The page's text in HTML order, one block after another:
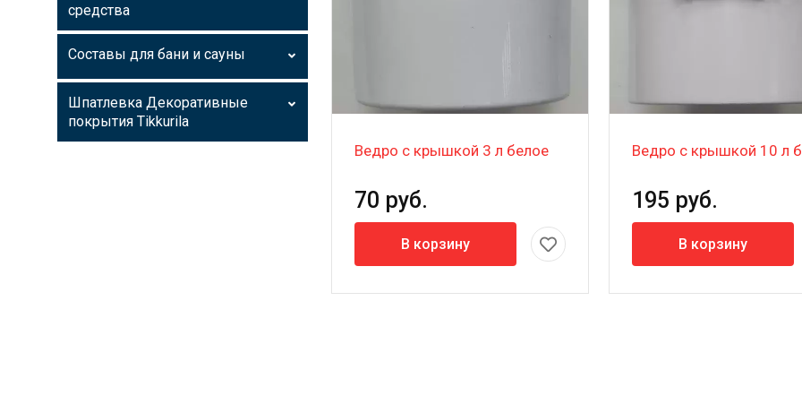
средства
Составы для бани и сауны
Шпатлевка Декоративные
покрытия Tikkurila
Ведро с крышкой 3 л белое
70 руб.
В корзину
Ведро с крышкой 10 л
195 руб.
В корзину